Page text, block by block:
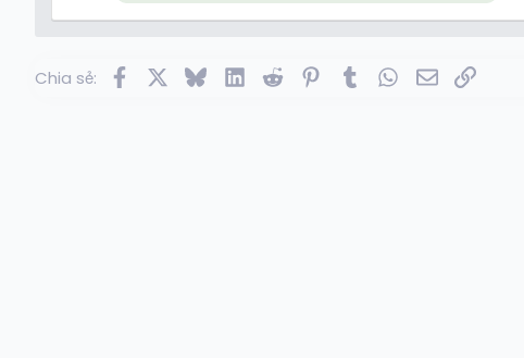
Chia sẻ: FacebookBlueskyLinkedInReddit Pinterest
Tumblr WhatsApp
EmailLink